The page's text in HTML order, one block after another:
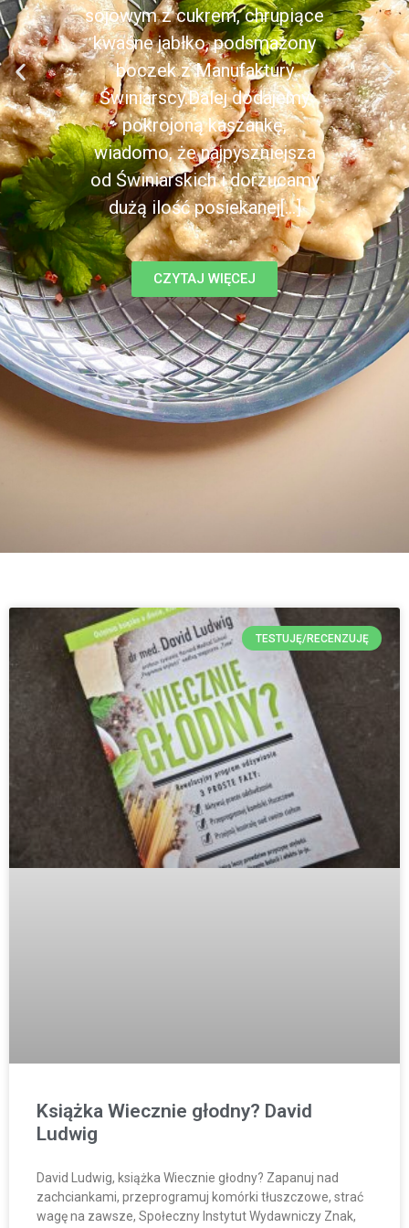
sojowym z cukrem, chrupiące
kwaśne jabłko, podsmażony
boczek z Manufaktury
Świniarscy.Dalej dodajemy
pokrojoną kaszankę,
wiadomo, że najpyszniejsza
od Świniarskich i dorzucamy
dużą ilość posiekanej[...]
CZYTAJ WIĘCEJ
TESTUJĘ/RECENZUJĘ
Książka Wiecznie głodny? David
Ludwig
David Ludwig, książka Wiecznie głodny? Zapanuj nad
zachciankami, przeprogramuj komórki tłuszczowe, strać
wagę na zawsze, Społeczny Instytut Wydawniczy Znak,